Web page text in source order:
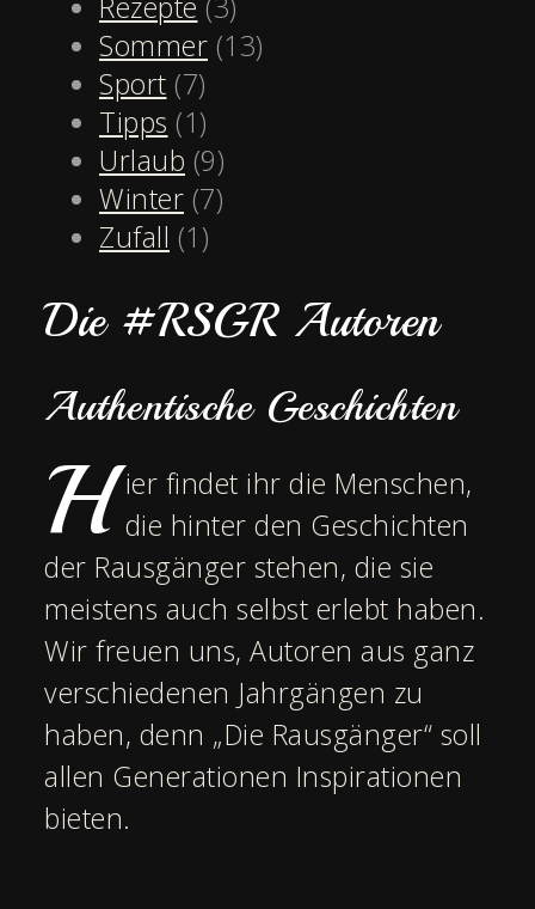
Sommer (13)
Sport (7)
Tipps (1)
Urlaub (9)
Winter (7)
Zufall (1)
Die #RSGR Autoren
Authentische Geschichten
H ier findet ihr die Menschen,
die hinter den Geschichten
der Rausgänger stehen, die sie
meistens auch selbst erlebt haben.
Wir freuen uns, Autoren aus ganz
verschiedenen Jahrgängen zu
haben, denn „Die Rausgänger“ soll
allen Generationen Inspirationen
bieten.